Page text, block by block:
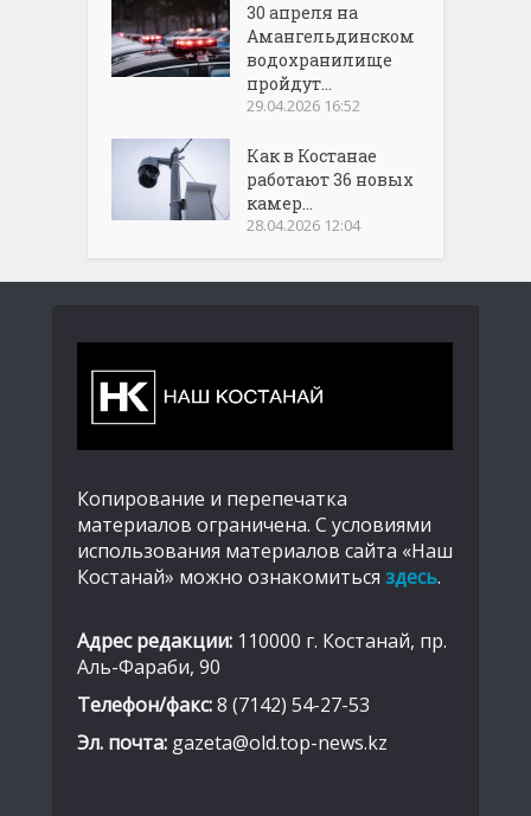
30 апреля на
Амангельдинском
водохранилище
пройдут...
29.04.2026 16:52
Как в Костанае
работают 36 новых
камер...
28.04.2026 12:04
Копирование и перепечатка
материалов ограничена. С условиями
использования материалов сайта «Наш
Костанай» можно ознакомиться здесь.
Адрес редакции: 110000 г. Костанай, пр.
Аль-Фараби, 90
Телефон/факс:8 (7142) 54-27-53
Эл. почта: gazeta@old.top-news.kz